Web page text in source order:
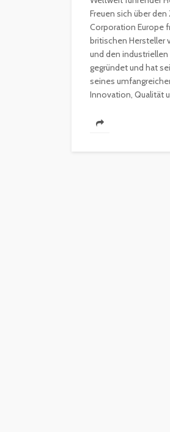
Freuen sich über
Corporation Europe
britischen
und den industriellen
gegründet und hat
seines
Innovation, Qualität